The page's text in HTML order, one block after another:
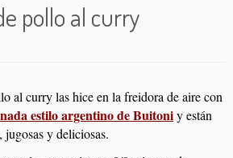
pollo al curry
al curry las hice en la freidora de aire con
estilo argentino de Buitoniy están
jugosas y deliciosas.